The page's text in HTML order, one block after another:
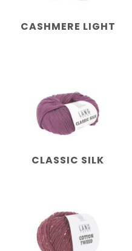
CASHMERE LIGHT
CLASSIC SILK